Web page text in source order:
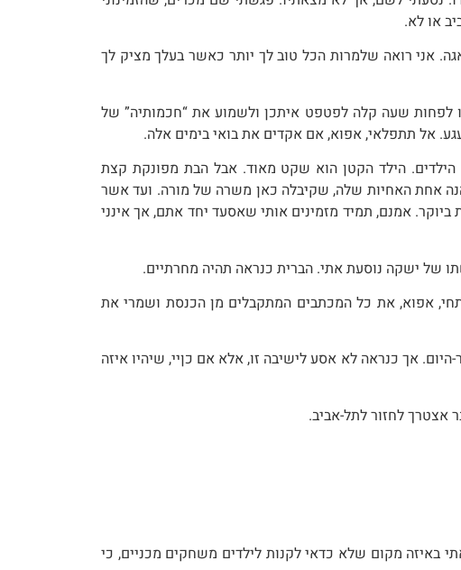
או לא.
אני רואה שלמרות הכל טוב לך יותר כאשר בעלך מציק לך
לפחות שעה קלה לפטפט איתכן ולשמוע את “חכמותיה” של
אל תתפלאי, אפוא, אם אקדים את בואי בימים אלה.
הילד הקטן הוא שקט מאוד. אבל הבת מפונקת קצת
הנה אחת האחיות שלה, שקיבלה כאן משרה של מורה. ועד אשר
ביוקר. אמנם, תמיד מזמינים אותי שאסעד יחד אתם, אך אינני
של ישקה נוסעת אתי. הברית כנראה תהיה מחרתיים.
אפוא, את כל המכתבים המתקבלים מן הכנסת ושמרי את
אך כנראה לא אסע לישיבה זו, אלא אם כןיי, שיהיו איזה
אצטרך לחזור לתל-אביב.
באיזה מקום שלא כדאי לקנות לילדים משחקים מכניים, כי